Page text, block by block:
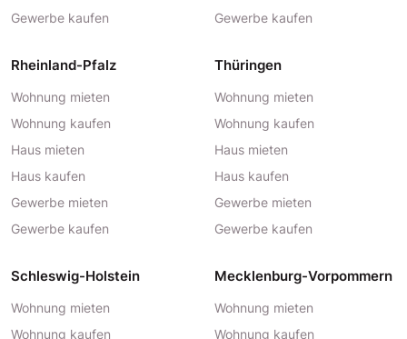
Gewerbe kaufen
Gewerbe kaufen
Rheinland-Pfalz
Wohnung mieten
Wohnung kaufen
Haus mieten
Haus kaufen
Gewerbe mieten
Gewerbe kaufen
Thüringen
Wohnung mieten
Wohnung kaufen
Haus mieten
Haus kaufen
Gewerbe mieten
Gewerbe kaufen
Schleswig-Holstein
Wohnung mieten
Wohnung kaufen
Mecklenburg-Vorpommern
Wohnung mieten
Wohnung kaufen